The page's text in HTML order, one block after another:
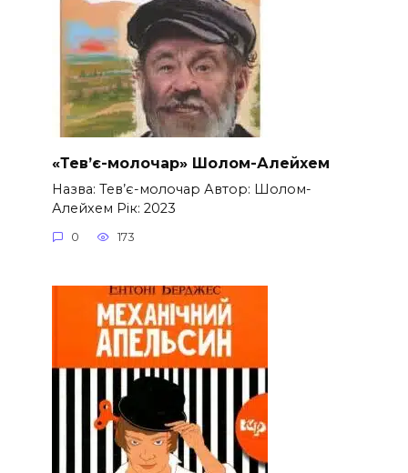
«Тев’є-молочар» Шолом-Алейхем
Назва: Тев’є-молочар Автор: Шолом-
Алейхем Рік: 2023
0 173